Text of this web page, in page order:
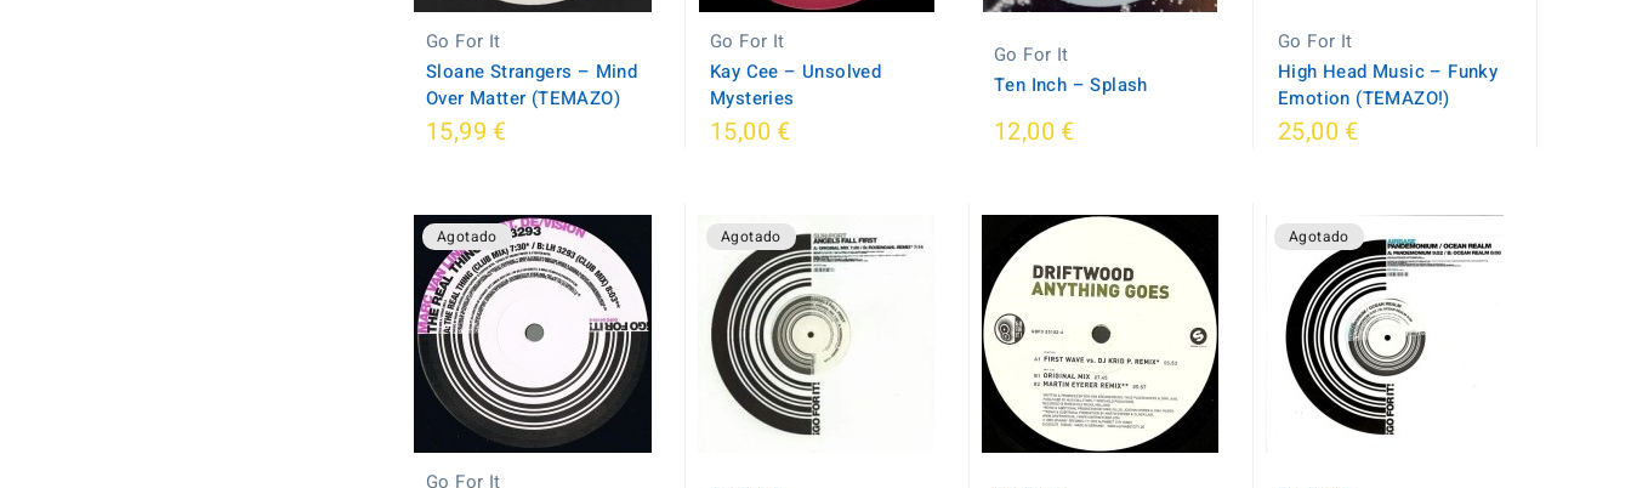
Go For It
Sloane Strangers ‎– Mind
Over Matter (TEMAZO)
15,99 €
Go For It
Kay Cee ‎– Unsolved
Mysteries
15,00 €
Go For It
Ten Inch ‎– Splash
12,00 €
Go For It
High Head Music ‎– Funky
Emotion (TEMAZO!)
25,00 €
Agotado
Go For It
Agotado Agotado